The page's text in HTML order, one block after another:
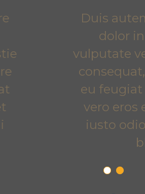
Duis autem vel
dolor in
vulputate velit
consequat, vel
eu feugiat nulla
vero eros et
iusto odio